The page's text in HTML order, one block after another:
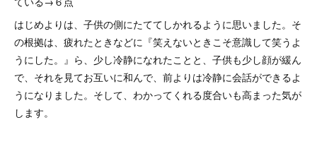
はじめよりは、子供の側にたててしかれるように思いました。そ
の根拠は、疲れたときなどに『笑えないときこそ意識して笑うよ
うにした。』ら、少し冷静になれたことと、子供も少し顔が緩ん
で、それを見てお互いに和んで、前よりは冷静に会話ができるよ
うになりました。そして、わかってくれる度合いも高まった気が
します。